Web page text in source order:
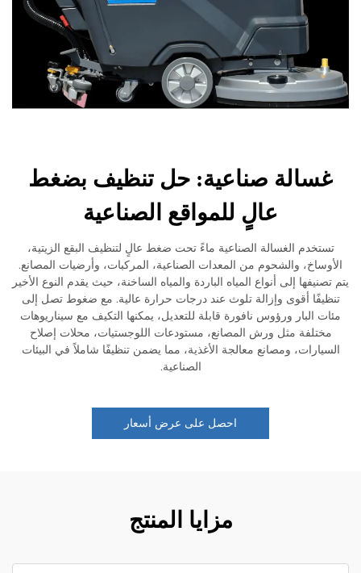
صناعية: حل تنظيف بضغط
عالٍ للمواقع الصناعية
الغسالة الصناعية ماءً تحت ضغط عالٍ لتنظيف البقع الزيتية،
والشحوم من المعدات الصناعية، المركبات، وأرضيات المصانع.
إلى أنواع المياه الباردة والمياه الساخنة، حيث يقدم النوع الأخير
أقوى وإزالة تلوث عند درجات حرارة عالية. مع ضغوط تصل إلى
البار ورؤوس نافورة قابلة للتعديل، يمكنها التكيف مع سيناريوهات
مثل ورش المصانع، مستودعات اللوجستيات، محلات إصلاح
ومصانع معالجة الأغذية، مما يضمن تنظيفًا شاملاً في البيئات
الصناعية.
احصل على عرض أسعار
مزايا المنتج